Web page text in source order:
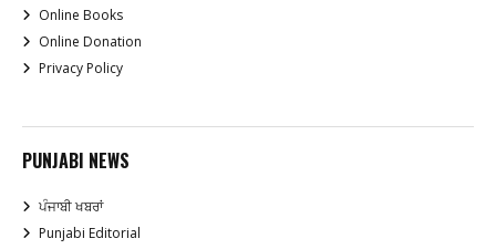
Online Books
Online Donation
Privacy Policy
PUNJABI NEWS
ਪੰਜਾਬੀ ਖਬਰਾਂ
Punjabi Editorial